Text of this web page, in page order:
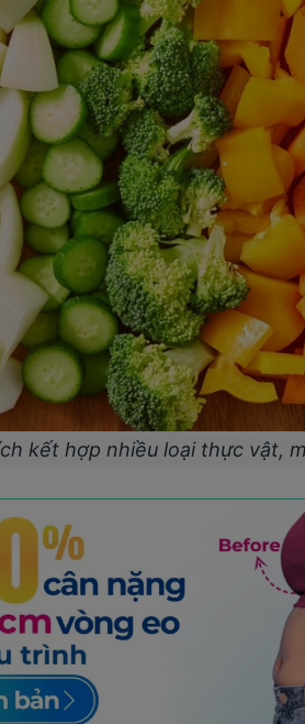
kết hợp nhiều loại thực vật,